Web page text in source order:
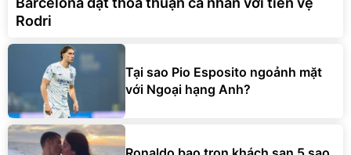
Rodri
Tại sao Pio Esposito ngoảnh mặt
với Ngoại hạng Anh?